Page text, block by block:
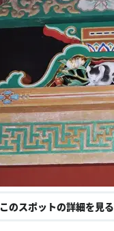
このスポットの詳細を見る